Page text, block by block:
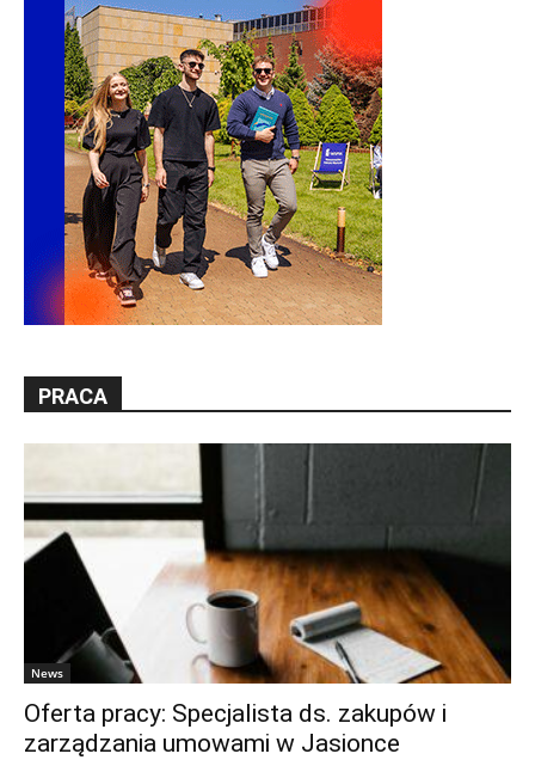
PRACA
News
Oferta pracy: Specjalista ds. zakupów i
zarządzania umowami w Jasionce